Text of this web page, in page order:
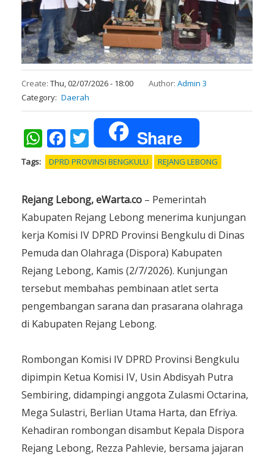
Create: Thu, 02/07/2026 - 18:00 Author: Admin 3
Category Daerah
WhatsAppFacebookTwitter Share
Tags DPRD PROVINSI BENGKULU REJANG LEBONG
Rejang Lebong, eWarta.co – Pemerintah
Kabupaten Rejang Lebong menerima kunjungan
kerja Komisi IV DPRD Provinsi Bengkulu di Dinas
Pemuda dan Olahraga (Dispora) Kabupaten
Rejang Lebong, Kamis (2/7/2026). Kunjungan
tersebut membahas pembinaan atlet serta
pengembangan sarana dan prasarana olahraga
di Kabupaten Rejang Lebong.
Rombongan Komisi IV DPRD Provinsi Bengkulu
dipimpin Ketua Komisi IV, Usin Abdisyah Putra
Sembiring, didampingi anggota Zulasmi Octarina,
Mega Sulastri, Berlian Utama Harta, dan Efriya.
Kehadiran rombongan disambut Kepala Dispora
Rejang Lebong, Rezza Pahlevie, bersama jajaran